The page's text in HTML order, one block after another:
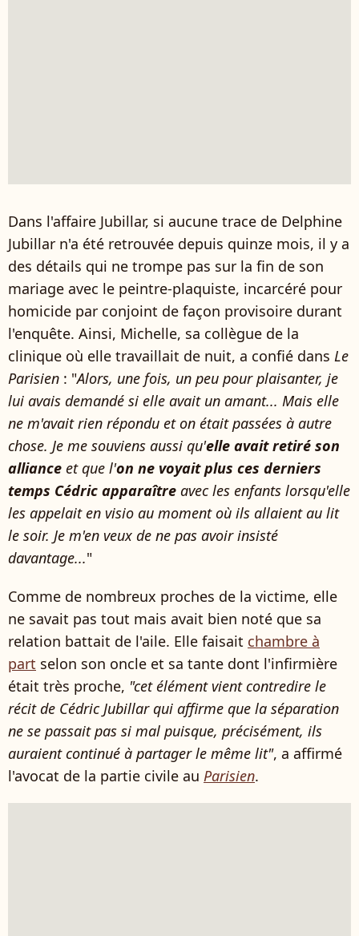
Dans l'affaire Jubillar, si aucune trace de Delphine
Jubillar n'a été retrouvée depuis quinze mois, il y a
des détails qui ne trompe pas sur la fin de son
mariage avec le peintre-plaquiste, incarcéré pour
homicide par conjoint de façon provisoire durant
l'enquête. Ainsi, Michelle, sa collègue de la
clinique où elle travaillait de nuit, a confié dans Le
Parisien : "Alors, une fois, un peu pour plaisanter, je
lui avais demandé si elle avait un amant... Mais elle
ne m'avait rien répondu et on était passées à autre
chose. Je me souviens aussi qu'elle avait retiré son
alliance et que l'on ne voyait plus ces derniers
temps Cédric apparaître avec les enfants lorsqu'elle
les appelait en visio au moment où ils allaient au lit
le soir. Je m'en veux de ne pas avoir insisté
davantage..."
Comme de nombreux proches de la victime, elle
ne savait pas tout mais avait bien noté que sa
relation battait de l'aile. Elle faisait chambre à
part selon son oncle et sa tante dont l'infirmière
était très proche, "cet élément vient contredire le
récit de Cédric Jubillar qui affirme que la séparation
ne se passait pas si mal puisque, précisément, ils
auraient continué à partager le même lit", a affirmé
l'avocat de la partie civile au Parisien.